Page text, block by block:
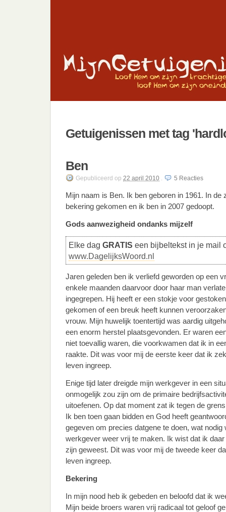
Getuigenissen met tag
Ben
Gepubliceerd op 22 april 2010 . 5 Reacties
Mijn naam is Ben. Ik ben geboren in 1961. In de
bekering gekomen en ik ben in 2007 gedoopt.
Gods aanwezigheid ondanks mijzelf
Elke dag GRATIS een bijbeltekst in je mail
www.DagelijksWoord.nl
Jaren geleden ben ik verliefd geworden op een
enkele maanden daarvoor door haar man
ingegrepen. Hij heeft er een stokje voor
gekomen of een breuk heeft kunnen
vrouw. Mijn huwelijk toentertijd was aardig
een enorm herstel plaatsgevonden. Er waren
niet toevallig waren, die voorkwamen dat ik in
raakte. Dit was voor mij de eerste keer dat ik
leven ingreep.
Enige tijd later dreigde mijn werkgever in een
onmogelijk zou zijn om de primaire
uitoefenen. Op dat moment zat ik tegen de
Ik ben toen gaan bidden en God heeft
gegeven om precies datgene te doen, wat
werkgever weer vrij te maken. Ik wist dat ik
zijn geweest. Dit was voor mij de tweede keer
leven ingreep.
Bekering
In mijn nood heb ik gebeden en beloofd dat ik
Mijn beide broers waren vrij radicaal tot geloof